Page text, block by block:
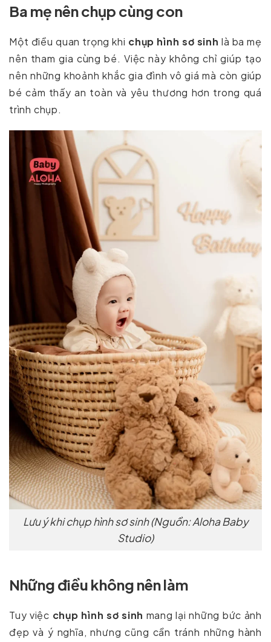
Ba mẹ nên chụp cùng con
Một điều quan trọng khi chụp hình sơ sinh là ba mẹ
nên tham gia cùng bé. Việc này không chỉ giúp tạo
nên những khoảnh khắc gia đình vô giá mà còn giúp
bé cảm thấy an toàn và yêu thương hơn trong quá
trình chụp.
Lưu ý khi chụp hình sơ sinh (Nguồn: Aloha Baby
Studio)
Những điều không nên làm
Tuy việc chụp hình sơ sinh mang lại những bức ảnh
đẹp và ý nghĩa, nhưng cũng cần tránh những hành